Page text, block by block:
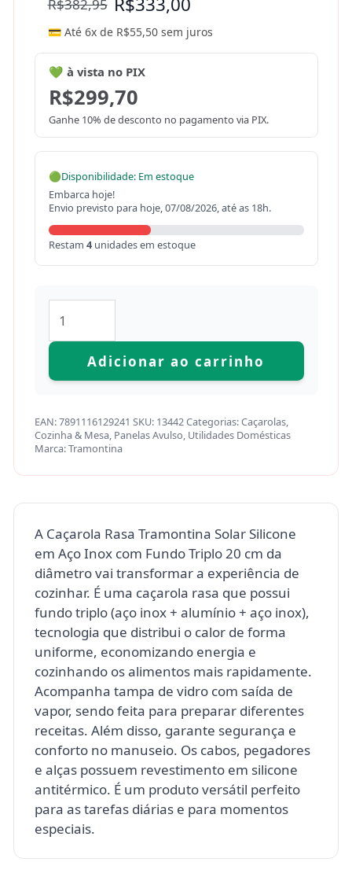
R$382,95
💳 Até 6x de R$55,50sem juros
💚 à vista no PIX
R$299,70
Ganhe 10% de desconto no pagamento via PIX.
🟢Disponibilidade: Em estoque
Embarca hoje!
Envio previsto para hoje, 07/08/2026, até as 18h.
Restam 4unidades em estoque
Adicionar ao carrinho
EAN:7891116129241 SKU: 13442Categorias:Caçarolas,
Cozinha & Mesa, Panelas Avulso, Utilidades Domésticas
Marca:Tramontina
A Caçarola Rasa Tramontina Solar Silicone
em Aço Inox com Fundo Triplo 20 cm da
diâmetro vai transformar a experiência de
cozinhar. É uma caçarola rasa que possui
fundo triplo (aço inox + alumínio + aço inox),
tecnologia que distribui o calor de forma
uniforme, economizando energia e
cozinhando os alimentos mais rapidamente.
Acompanha tampa de vidro com saída de
vapor, sendo feita para preparar diferentes
receitas. Além disso, garante segurança e
conforto no manuseio. Os cabos, pegadores
e alças possuem revestimento em silicone
antitérmico. É um produto versátil perfeito
para as tarefas diárias e para momentos
especiais.